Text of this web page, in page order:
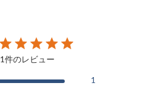
5 out of 5 stars 1 total reviews
1件のレビュー
1